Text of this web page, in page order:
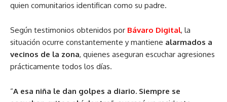
quien comunitarios identifican como su padre.
Según testimonios obtenidos por Bávaro Digital, la
situación ocurre constantemente y mantiene alarmados a
vecinos de la zona, quienes aseguran escuchar agresiones
prácticamente todos los días.
“A esa niña le dan golpes a diario. Siempre se